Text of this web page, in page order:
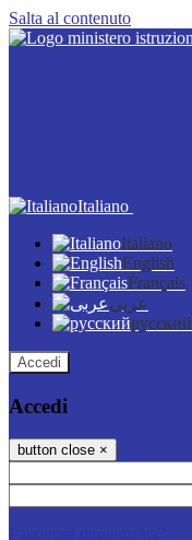
Salta al contenuto
Italiano
Italiano
English
Français
عربى
русский
Accedi
Accedi
button close ×